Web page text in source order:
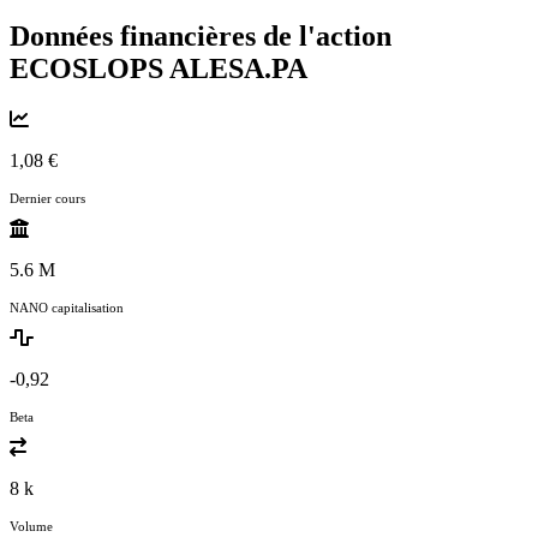
Données financières de l'action
ECOSLOPS ALESA.PA
1,08 €
Dernier cours
5.6 M
NANO capitalisation
-0,92
Beta
8 k
Volume